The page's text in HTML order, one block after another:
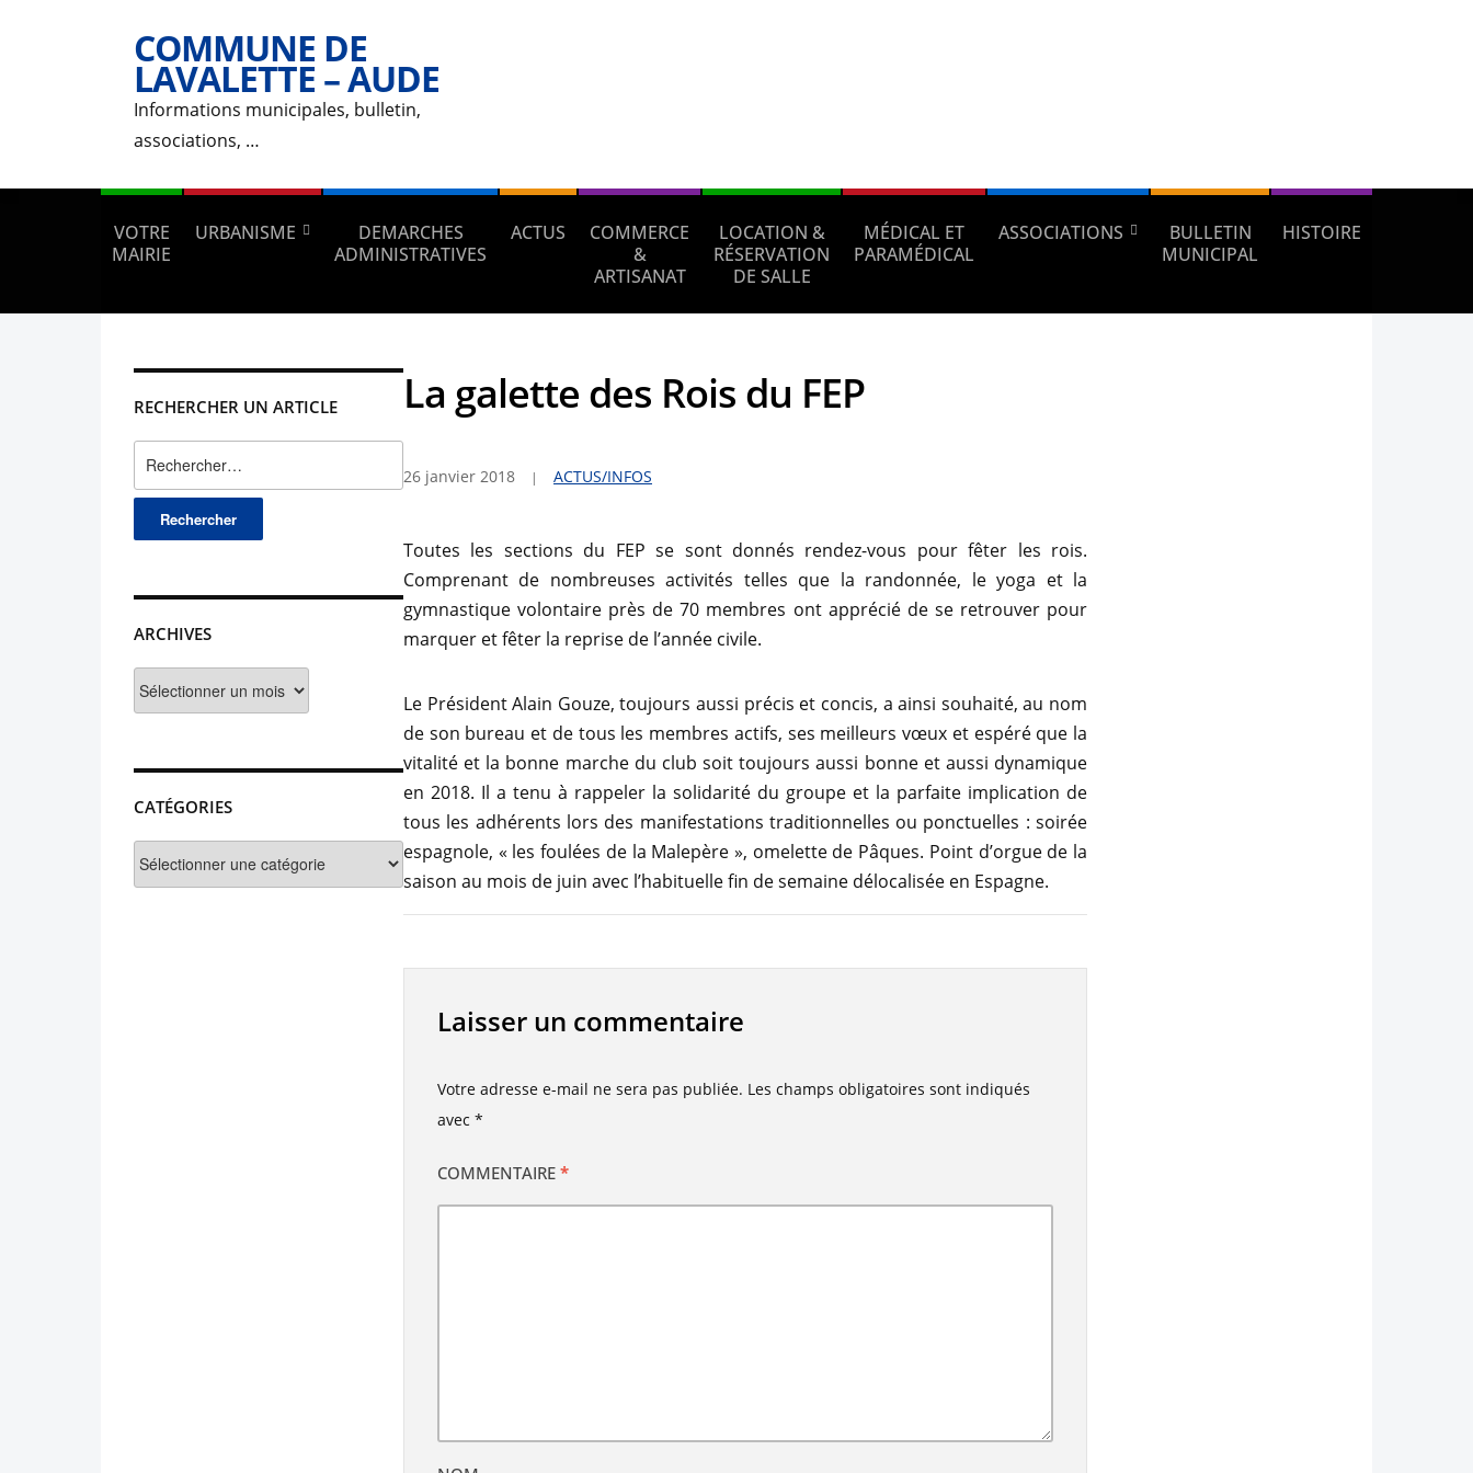
COMMUNE DE
LAVALETTE – AUDE
Informations municipales, bulletin,
associations, …
VOTRE
MAIRIE
URBANISME
DEMARCHES
ADMINISTRATIVES
ACTUS
COMMERCE
&
ARTISANAT
LOCATION &
RÉSERVATION
DE SALLE
MÉDICAL ET
PARAMÉDICAL
ASSOCIATIONS
BULLETIN
MUNICIPAL
HISTOIRE
RECHERCHER UN ARTICLE
ARCHIVES
CATÉGORIES
La galette des Rois du FEP
26 janvier 2018 ACTUS/INFOS
Toutes les sections du FEP se sont donnés rendez-vous pour fêter les rois.
Comprenant de nombreuses activités telles que la randonnée, le yoga et la
gymnastique volontaire près de 70 membres ont apprécié de se retrouver pour
marquer et fêter la reprise de l’année civile.
Le Président Alain Gouze, toujours aussi précis et concis, a ainsi souhaité, au nom
de son bureau et de tous les membres actifs, ses meilleurs vœux et espéré que la
vitalité et la bonne marche du club soit toujours aussi bonne et aussi dynamique
en 2018. Il a tenu à rappeler la solidarité du groupe et la parfaite implication de
tous les adhérents lors des manifestations traditionnelles ou ponctuelles : soirée
espagnole, « les foulées de la Malepère », omelette de Pâques. Point d’orgue de la
saison au mois de juin avec l’habituelle fin de semaine délocalisée en Espagne.
Laisser un commentaire
Votre adresse e-mail ne sera pas publiée. Les champs obligatoires sont indiqués
avec *
COMMENTAIRE *